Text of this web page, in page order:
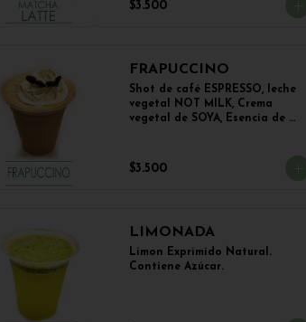
$3.500
FRAPUCCINO
Shot de café ESPRESSO, leche
vegetal NOT MILK, Crema
vegetal de SOYA, Esencia de
$3.500
LIMONADA
Limon Exprimido Natural.
Contiene Azúcar.